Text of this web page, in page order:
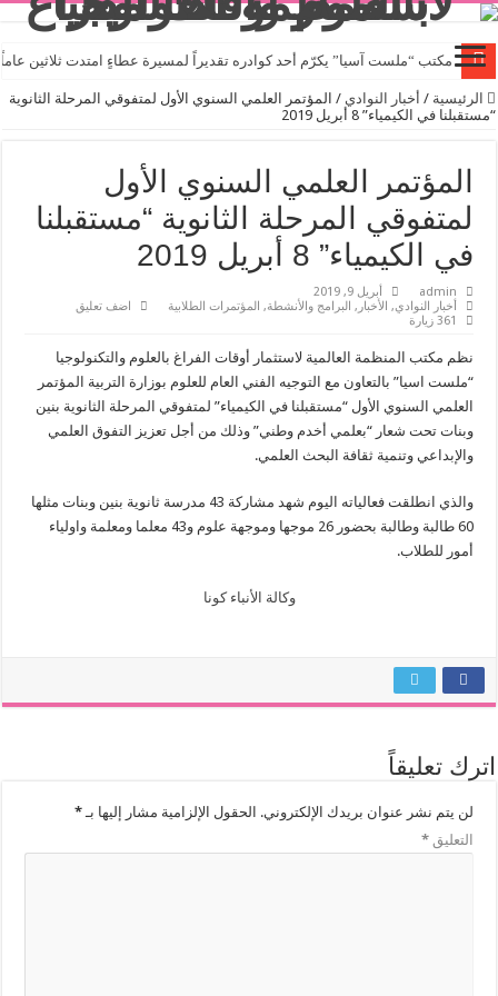
مكتب “ملست آسيا” يكرّم أحد كوادره تقديراً لمسيرة عطاءٍ امتدت ثلاثين عاماً
الرئيسية / أخبار النوادي / المؤتمر العلمي السنوي الأول لمتفوقي المرحلة الثانوية
“مستقبلنا في الكيمياء” 8 أبريل 2019
المؤتمر العلمي السنوي الأول
لمتفوقي المرحلة الثانوية “مستقبلنا
في الكيمياء” 8 أبريل 2019
admin
أبريل 9, 2019
أخبار النوادي, الأخبار , البرامج والأنشطة, المؤتمرات الطلابية
اضف تعليق
361 زيارة
نظم مكتب المنظمة العالمية لاستثمار أوقات الفراغ بالعلوم والتكنولوجيا
“ملست اسيا” بالتعاون مع التوجيه الفني العام للعلوم بوزارة التربية المؤتمر
العلمي السنوي الأول “مستقبلنا في الكيمياء” لمتفوقي المرحلة الثانوية بنين
وبنات تحت شعار “بعلمي أخدم وطني” وذلك من أجل تعزيز التفوق العلمي
والإبداعي وتنمية ثقافة البحث العلمي.
والذي انطلقت فعالياته اليوم شهد مشاركة 43 مدرسة ثانوية بنين وبنات مثلها
60 طالبة وطالبة بحضور 26 موجها وموجهة علوم و43 معلما ومعلمة واولياء
أمور للطلاب.
وكالة الأنباء كونا
اترك تعليقاً
لن يتم نشر عنوان بريدك الإلكتروني. الحقول الإلزامية مشار إليها بـ*
التعليق*